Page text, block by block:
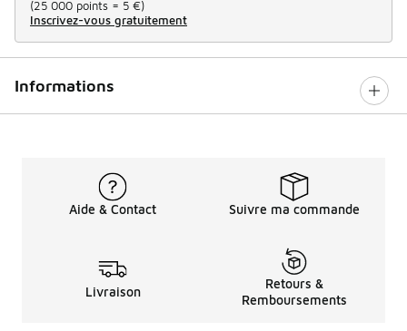
(25 000 points = 5 €)
Inscrivez-vous gratuitement
Informations
Aide & Contact Suivre ma commande
Livraison
Retours &
Remboursements